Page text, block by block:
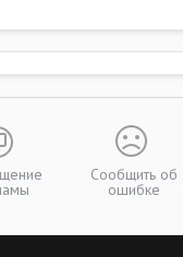
Сообщить об
ошибке